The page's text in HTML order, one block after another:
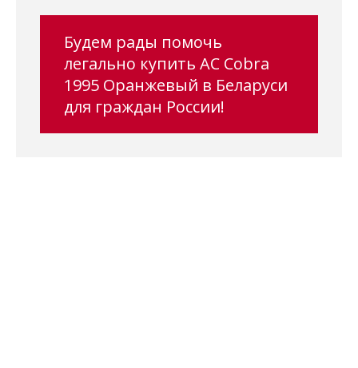
Будем рады помочь
легально купить AC Cobra
1995 Оранжевый в Беларуси
для граждан России!